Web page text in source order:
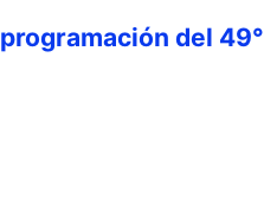
del 49°